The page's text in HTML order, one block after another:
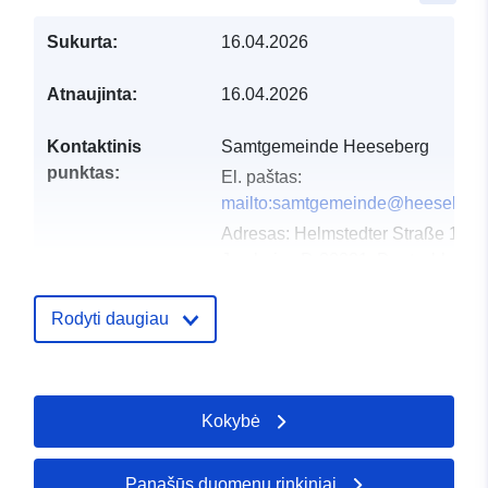
Sukurta: 16.04.2026
Atnaujinta: 16.04.2026
Kontaktinis
punktas:
Samtgemeinde Heeseberg
El. paštas:
Adresas: Helmstedter Straße 17,
Atnaujinta informacija apie
02 August 2026
Rodyti daugiau
Kokybė